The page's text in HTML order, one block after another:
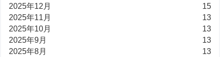
2025年12月
15
2025年11月
13
2025年10月
13
2025年9月
13
2025年8月
13